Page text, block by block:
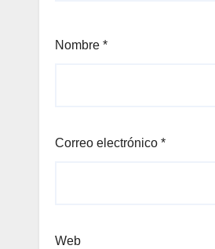
Nombre *
Correo electrónico *
Web